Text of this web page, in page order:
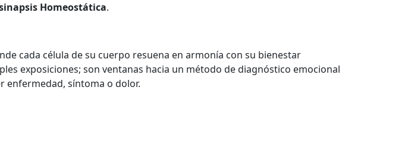
Homeostática.
cada célula de su cuerpo resuena en armonía con su bienestar
exposiciones; son ventanas hacia un método de diagnóstico emocional
enfermedad, síntoma o dolor.